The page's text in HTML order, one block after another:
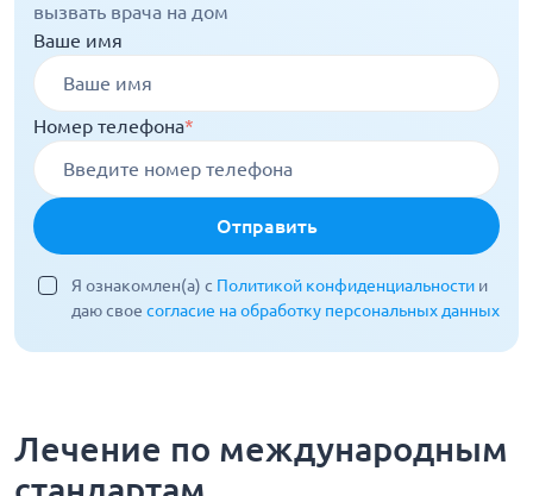
вызвать врача на дом
Ваше имя
Номер телефона*
Отправить
Я ознакомлен(а) с Политикой конфиденциальности и
даю свое согласие на обработку персональных данных
Лечение по международным